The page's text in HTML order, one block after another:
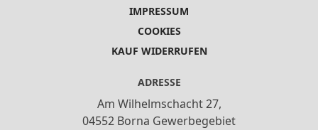
IMPRESSUM
COOKIES
KAUF WIDERRUFEN
ADRESSE
Am Wilhelmschacht 27,
04552 Borna Gewerbegebiet